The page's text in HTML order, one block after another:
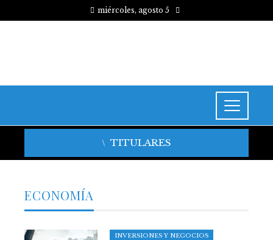
miércoles, agosto 5
TITULARES
ECONOMÍA
INVERSIONES Y NEGOCIOS